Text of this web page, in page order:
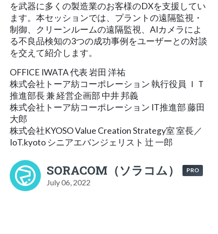
を武器に多くの製造業のお客様のDXを支援してい
ます。本セッションでは、プラントの遠隔監視・
制御、クリーンルームの遠隔監視、AIカメラによ
る不良品検知の3つの成功事例をユーザーとの対談
を交えて紹介します。
OFFICE IWATA 代表 岩田 洋祐
株式会社トーア紡コーポレーション 執行役員 ＩＴ
推進部長 兼 経営企画部 中井 邦義
株式会社トーア紡コーポレーション IT推進部 藤田
大郎
株式会社KYOSO Value Creation Strategy室 室長／
IoT.kyoto シニアエバンジェリスト 辻 一郎
SORACOM（ソラコム） PRO
July 06, 2022